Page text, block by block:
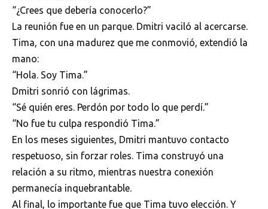
“¿Crees que debería conocerlo?”
La reunión fue en un parque. Dmitri vaciló al acercarse.
Tima, con una madurez que me conmovió, extendió la
mano:
“Hola. Soy Tima.”
Dmitri sonrió con lágrimas.
“Sé quién eres. Perdón por todo lo que perdí.”
“No fue tu culpa respondió Tima.”
En los meses siguientes, Dmitri mantuvo contacto
respetuoso, sin forzar roles. Tima construyó una
relación a su ritmo, mientras nuestra conexión
permanecía inquebrantable.
Al final, lo importante fue que Tima tuvo elección. Y